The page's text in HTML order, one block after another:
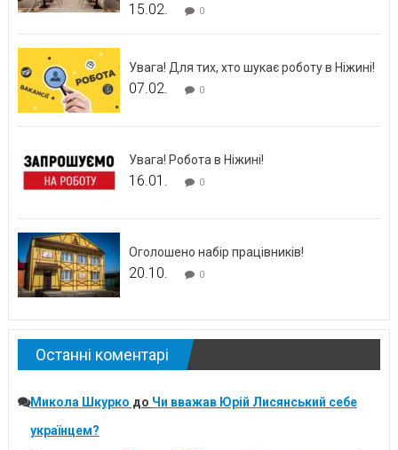
15.02. 0
Увага! Для тих, хто шукає роботу в Ніжині!
07.02. 0
Увага! Робота в Ніжині!
16.01. 0
Оголошено набір працівників!
20.10. 0
Останні коментарі
Микола Шкурко до Чи вважав Юрій Лисянський себе
українцем?